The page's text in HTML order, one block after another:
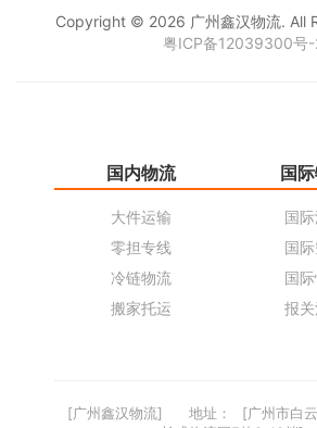
Copyright © 2026 广州鑫汉物流. All
粤ICP备12039300号
国内物流
大件运输
零担专线
冷链物流
搬家托运
国
国
国
国
报
[广州鑫汉物流] 地址：
[广州市白